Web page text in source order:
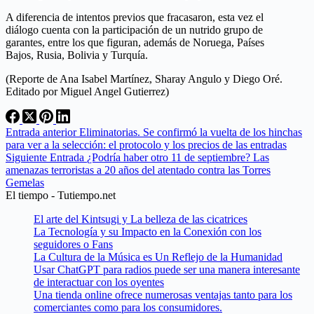
A diferencia de intentos previos que fracasaron, esta vez el
diálogo cuenta con la participación de un nutrido grupo de
garantes, entre los que figuran, además de Noruega, Países
Bajos, Rusia, Bolivia y Turquía.
(Reporte de Ana Isabel Martínez, Sharay Angulo y Diego Oré.
Editado por Miguel Angel Gutierrez)
Entrada anteriorEliminatorias. Se confirmó la vuelta de los hinchas
para ver a la selección: el protocolo y los precios de las entradas
Siguiente Entrada ¿Podría haber otro 11 de septiembre? Las
amenazas terroristas a 20 años del atentado contra las Torres
Gemelas
El tiempo - Tutiempo.net
El arte del Kintsugi y La belleza de las cicatrices
La Tecnología y su Impacto en la Conexión con los
seguidores o Fans
La Cultura de la Música es Un Reflejo de la Humanidad
Usar ChatGPT para radios puede ser una manera interesante
de interactuar con los oyentes
Una tienda online ofrece numerosas ventajas tanto para los
comerciantes como para los consumidores.